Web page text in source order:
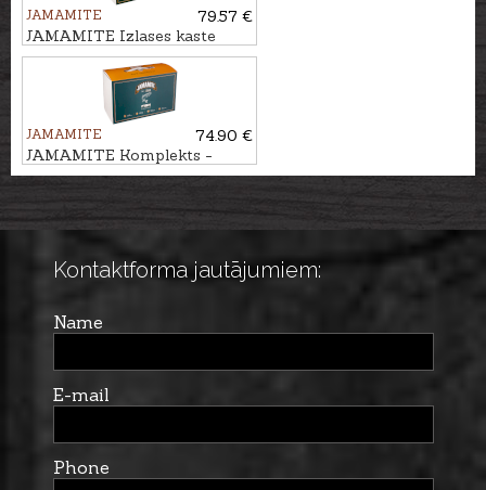
JAMAMITE
79.57 €
JAMAMITE Izlases kaste
X0X, 6gb.
JAMAMITE
74.90 €
JAMAMITE Komplekts -
atraktants ZIVS, 6gb
Kontaktforma jautājumiem:
Name
E-mail
Phone